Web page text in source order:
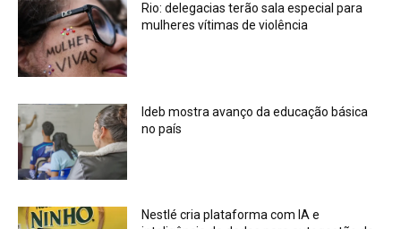
Rio: delegacias terão sala especial para
mulheres vítimas de violência
Ideb mostra avanço da educação básica
no país
Nestlé cria plataforma com IA e